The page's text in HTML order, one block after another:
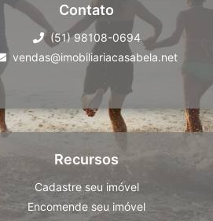
Contato
(51) 98108-0694
vendas@imobiliariacasabela.net
Recursos
Cadastre seu imóvel
Encomende seu imóvel